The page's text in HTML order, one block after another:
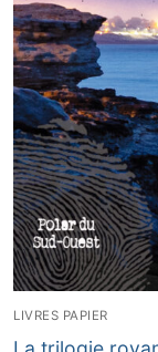
LIVRES PAPIER